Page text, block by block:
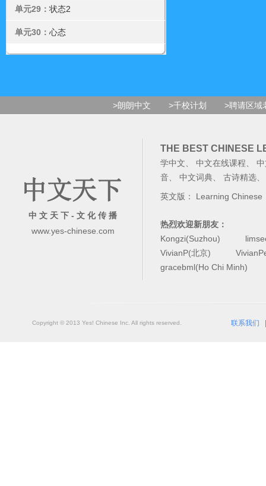
单元29： 状态2
单元30： 心态
>朗朗中文 >千校计划 >聘请区域
中 文 天 下 - 文 化 传 播
www.yes-chinese.com
THE BEST CHINESE
学中文 中文在线课程
音
中文词典 古诗精选
英文版： Learning Chinese
热烈欢迎新朋友：
Kongzi(Suzhou)
VivianP(北京)
gracebml(Ho Chi Minh)
Copyright © 2013 Yes! Chinese Inc. All rights reserved. 联系我们